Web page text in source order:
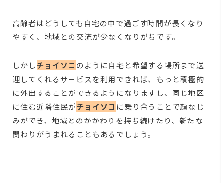
高齢者はどうしても自宅の中で過ごす時間が長くなり
やすく、地域との交流が少なくなりがちです。
しかしチョイソコ のように自宅と希望する場所まで送
迎してくれるサービスを利用できれば、もっと積極的
に外出することができるようになりますし、同じ地区
に住む近隣住民がチョイソコ に乗り合うことで顔なじ
みができ、地域とのかかわりを持ち続けたり、新たな
関わりがうまれることもあるでしょう。